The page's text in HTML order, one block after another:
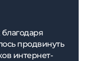
продвинуть
интернет-